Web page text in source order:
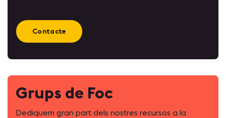
Contacte
Grups de Foc
Dediquem gran part dels nostres recursos a la